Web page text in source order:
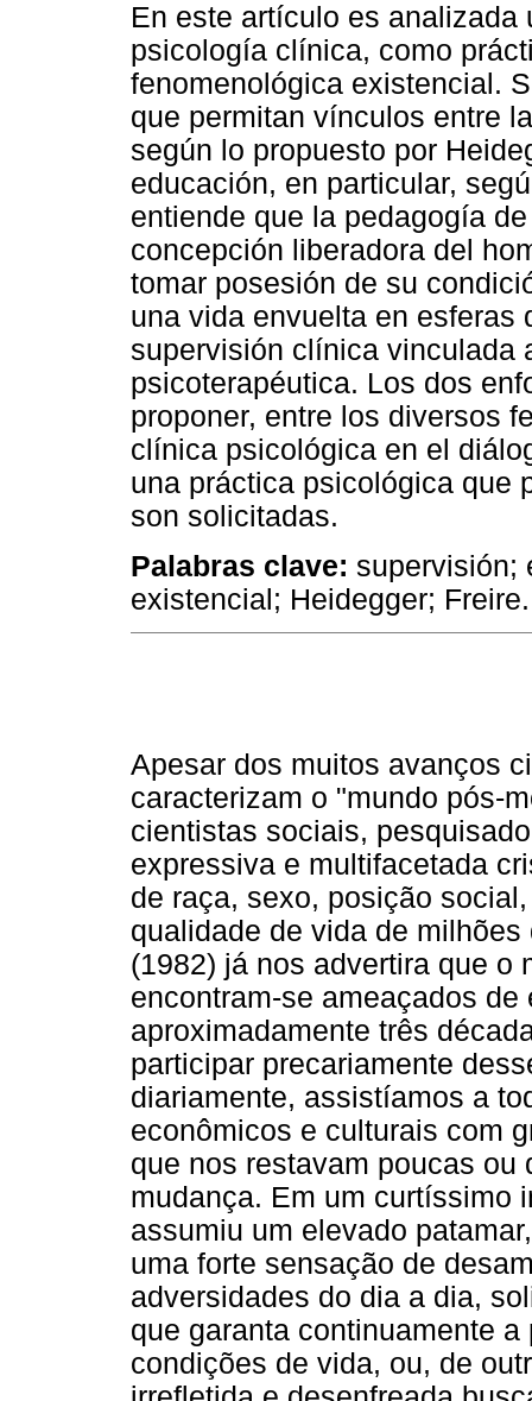
En este artículo es
psicología clínica, como
fenomenológica existencial.
que permitan vínculos entre
según lo propuesto por
educación, en particular,
entiende que la pedagogía
concepción liberadora del
tomar posesión de su
una vida envuelta en esferas
supervisión clínica vinculada
psicoterapéutica. Los dos
proponer, entre los diversos
clínica psicológica en el
una práctica psicológica que
son solicitadas.
Palabras clave: supervisión;
existencial; Heidegger; Freire.
Apesar dos muitos avanços
caracterizam o "mundo pós-
cientistas sociais,
expressiva e multifacetada
de raça, sexo, posição
qualidade de vida de
(1982) já nos advertira que o
encontram-se ameaçados
aproximadamente três
participar precariamente
diariamente, assistíamos a
econômicos e culturais com
que nos restavam poucas ou
mudança. Em um curtíssimo
assumiu um elevado
uma forte sensação de
adversidades do dia a dia,
que garanta continuamente
condições de vida, ou, de